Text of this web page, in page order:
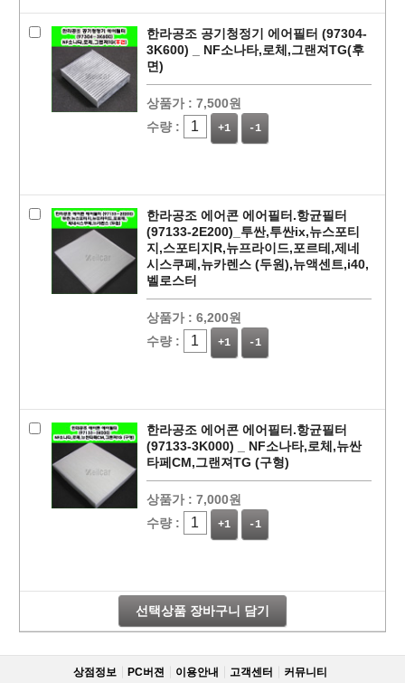
페이코 라이
구매
한라공조 공기청정기 에어필터 (97304-
3K600) _ NF소나타,로체,그랜져TG(후
면)
상품가 : 7,500원
수량 :
+1 -1
한라공조 에어콘 에어필터.항균필터
(97133-2E200)_투싼,투싼ix,뉴스포티
지,스포티지R,뉴프라이드,포르테,제네
시스쿠페,뉴카렌스 (두원),뉴액센트,i40,
벨로스터
상품가 : 6,200원
수량 :
+1 -1
한라공조 에어콘 에어필터.항균필터
(97133-3K000) _ NF소나타,로체,뉴싼
타페CM,그랜져TG (구형)
상품가 : 7,000원
수량 :
+1 -1
선택상품 장바구니 담기
상점정보 PC버젼 이용안내 고객센터 커뮤니티